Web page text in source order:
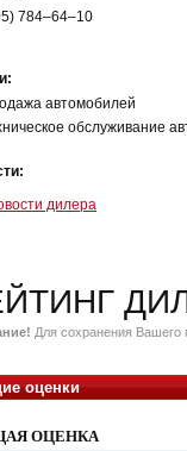
784–64–10
автомобилей
обслуживание
дилера
Для сохранения Вашего
оценки
ОЦЕНКА